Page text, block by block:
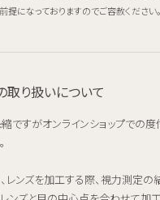
提になっておりますのでご容赦ください。
取り扱いについて
ですがオンラインショップでの
レンズを加工する際、視力測定